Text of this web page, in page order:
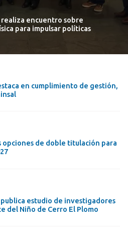
encuentro sobre
para impulsar políticas
en cumplimiento de gestión,
opciones de doble titulación para
estudio de investigadores
del Niño de Cerro El Plomo